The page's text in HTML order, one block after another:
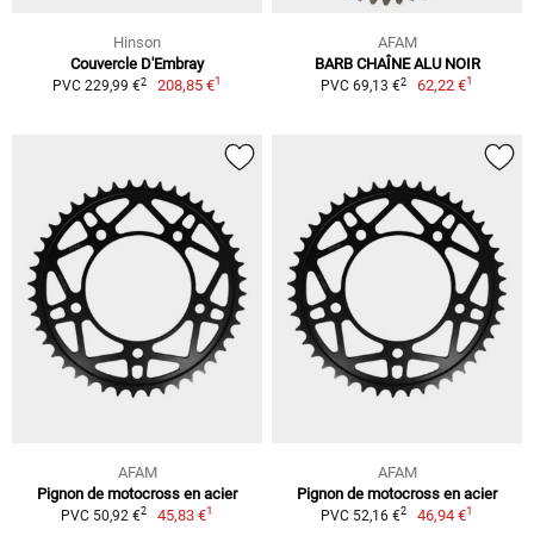
Hinson
Couvercle D'Embray
PVC 229,99 €2 208,85 €1
AFAM
BARB CHAÎNE ALU NOIR
PVC 69,13 €2 62,22 €1
AFAM
Pignon de motocross en acier
PVC 50,92 €2 45,83 €1
AFAM
Pignon de motocross en acier
PVC 52,16 €2 46,94 €1